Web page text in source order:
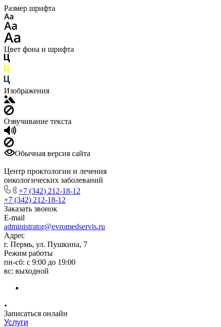
Размер шрифта
Цвет фона и шрифта
Изображения
Озвучивание текста
Обычная версия сайта
Центр проктологии и лечения
онкологических заболеваний
+7 (342) 212-18-12
+7 (342) 212-18-12
Заказать звонок
E-mail
administrator@evromedservis.ru
Адрес
г. Пермь, ул. Пушкина, 7
Режим работы
пн-сб: с 9:00 до 19:00
вс: выходной
Записаться онлайн
Услуги